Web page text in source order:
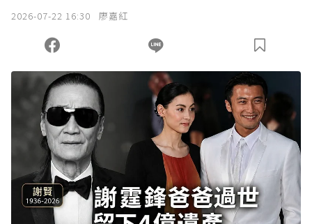
2026-07-22 16:30 廖嘉紅